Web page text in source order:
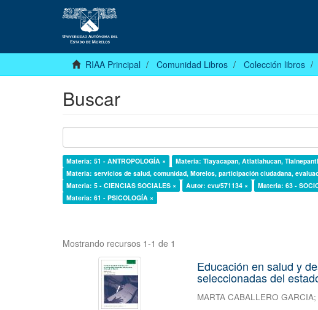
RIAA Principal Comunidad Libros Colección libros
Buscar
Materia: 51 - ANTROPOLOGÍA × Materia: Tlayacapan, Atlatlahucan,
Materia: servicios de salud, comunidad, Morelos, participación ciudadana,
Materia: 5 - CIENCIAS SOCIALES ×
Autor: cvu/571134 × Materia: 63 -
Materia: 61 - PSICOLOGÍA ×
Mostrando recursos 1-1 de 1
Educación en salud y
seleccionadas del
MARTA CABALLERO GARCIA;